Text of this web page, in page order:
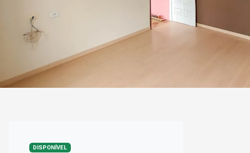
DISPONÍVEL